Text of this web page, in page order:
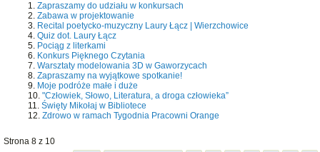
Zapraszamy do udziału w konkursach
Zabawa w projektowanie
Recital poetycko-muzyczny Laury Łącz | Wierzchowice
Quiz dot. Laury Łącz
Pociąg z literkami
Konkurs Pięknego Czytania
Warsztaty modelowania 3D w Gaworzycach
Zapraszamy na wyjątkowe spotkanie!
Moje podróże małe i duże
"Człowiek, Słowo, Literatura, a droga człowieka”
Święty Mikołaj w Bibliotece
Zdrowo w ramach Tygodnia Pracowni Orange
Strona 8 z 10